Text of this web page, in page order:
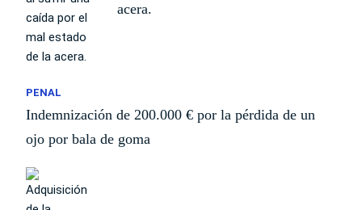
acera.
PENAL
Indemnización de 200.000 € por la pérdida de un
ojo por bala de goma